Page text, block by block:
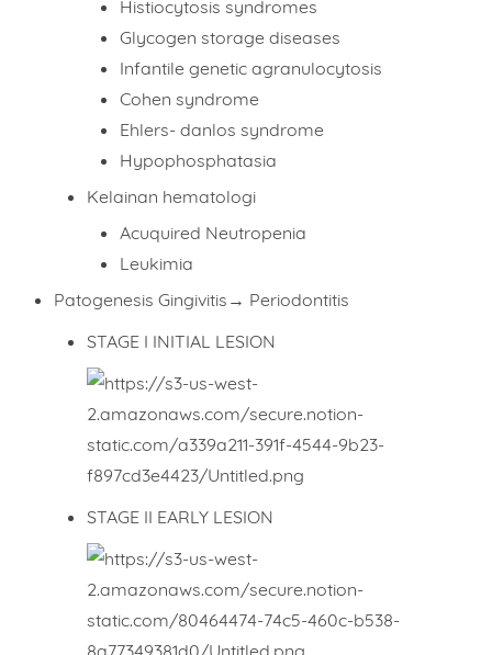
Histiocytosis syndromes
Glycogen storage diseases
Infantile genetic agranulocytosis
Cohen syndrome
Ehlers- danlos syndrome
Hypophosphatasia
Kelainan hematologi
Acuquired Neutropenia
Leukimia
Patogenesis Gingivitis→ Periodontitis
STAGE I INITIAL LESION
STAGE II EARLY LESION
ORDER NOW